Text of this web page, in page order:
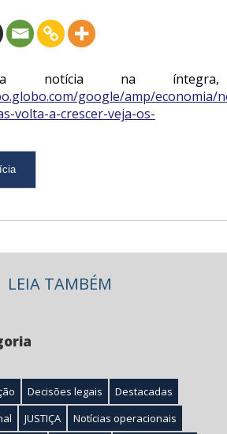
notícia na íntegra,
google/amp/economia/
volta-a-crescer-veja-os-
LEIA TAMBÉM
Decisões legais
Destacadas
JUSTIÇA
Notícias operacionais